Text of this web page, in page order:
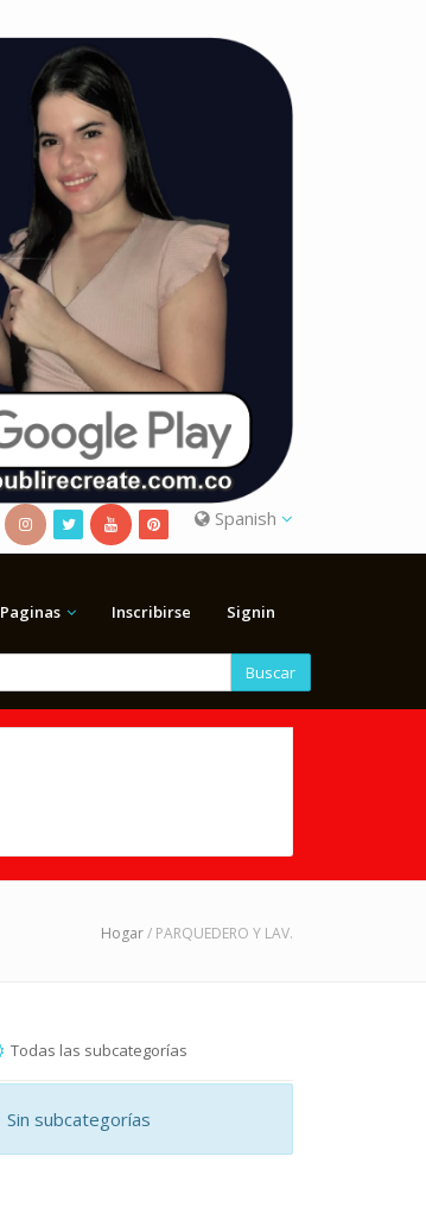
Spanish
Paginas Inscribirse Signin
Buscar
Hogar/ PARQUEDERO Y LAV.
Todas las subcategorías
Sin subcategorías